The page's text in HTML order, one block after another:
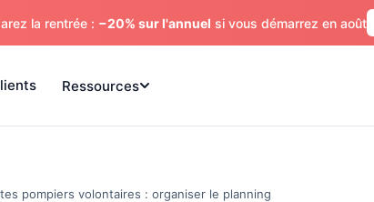
la rentrée : −20% sur l'annuel si vous démarrez en août
Ressources
pompiers volontaires : organiser le planning